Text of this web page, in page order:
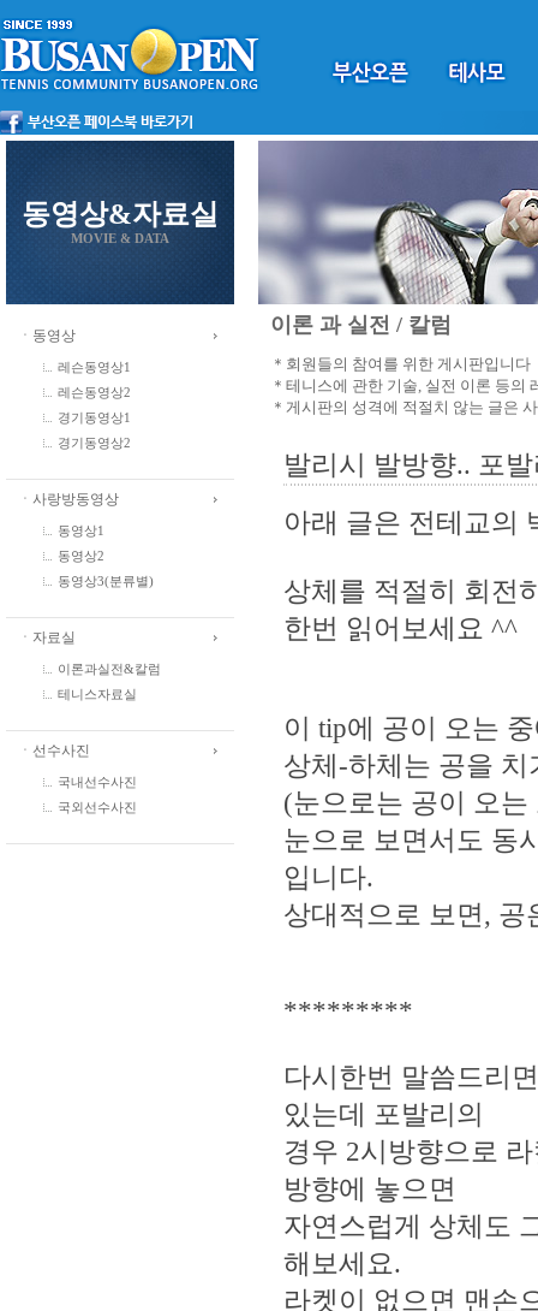
동영상&자료실
MOVIE & DATA
ㆍ동영상
레슨동영상1
레슨동영상2
경기동영상1
경기동영상2
ㆍ사랑방동영상
동영상1
동영상2
동영상3(분류별)
ㆍ자료실
이론과실전&칼럼
테니스자료실
ㆍ선수사진
국내선수사진
국외선수사진
이론 과 실전 / 칼럼
＊회원들의 참여를 위한 게시판입니다
＊테니스에 관한 기술, 실전 이론 등의
＊게시판의 성격에 적절치 않는 글은
발리시 발방향.. 포
아래 글은 전테교의
상체를 적절히 회전
한번 읽어보세요 ^^
이 tip에 공이 오는
상체-하체는 공을
(눈으로는 공이 오
눈으로 보면서도 동
입니다.
상대적으로 보면, 공
*********
다시한번 말씀드리
있는데 포발리의
경우 2시방향으로
방향에 놓으면
자연스럽게 상체도
해보세요.
라켓이 없으면 맨손